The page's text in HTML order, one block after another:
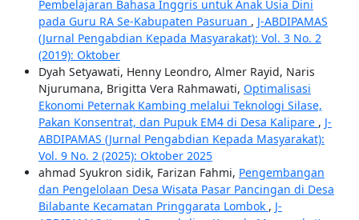
Pembelajaran Bahasa Inggris untuk Anak Usia Dini
pada Guru RA Se-Kabupaten Pasuruan , J-ABDIPAMAS
(Jurnal Pengabdian Kepada Masyarakat): Vol. 3 No. 2
(2019): Oktober
Dyah Setyawati, Henny Leondro, Almer Rayid, Naris
Njurumana, Brigitta Vera Rahmawati, Optimalisasi
Ekonomi Peternak Kambing melalui Teknologi Silase,
Pakan Konsentrat, dan Pupuk EM4 di Desa Kalipare , J-
ABDIPAMAS (Jurnal Pengabdian Kepada Masyarakat):
Vol. 9 No. 2 (2025): Oktober 2025
ahmad Syukron sidik, Farizan Fahmi, Pengembangan
dan Pengelolaan Desa Wisata Pasar Pancingan di Desa
Bilabante Kecamatan Pringgarata Lombok , J-